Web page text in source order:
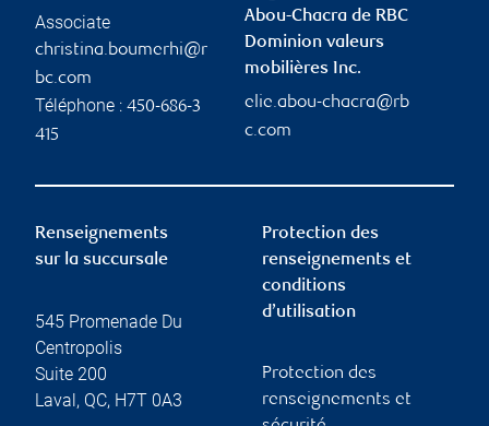
Associate
christina.boumerhi@r
bc.com
Téléphone : 450-686-3
415
Abou-Chacra de RBC
Dominion valeurs
mobilières Inc.
elie.abou-chacra@rb
c.com
Renseignements
sur la succursale
545 Promenade Du
Centropolis
Suite 200
Laval, QC, H7T 0A3
Protection des
renseignements et
conditions
d’utilisation
Protection des
renseignements et